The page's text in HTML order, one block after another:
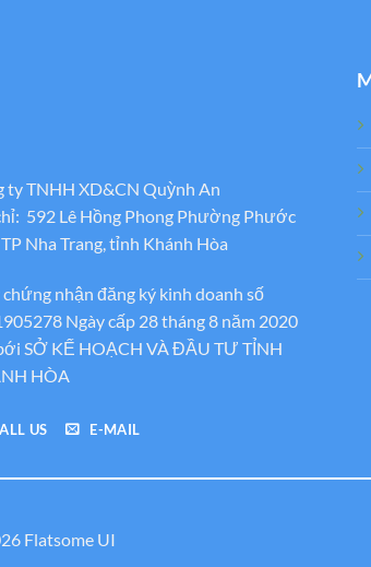
ty TNHH XD&CN Quỳnh An
592 Lê Hồng Phong Phường Phước
Nha Trang, tỉnh Khánh Hòa
nhận đăng ký kinh doanh số
Ngày cấp 28 tháng 8 năm 2020
SỞ KẾ HOẠCH VÀ ĐẦU TƯ TỈNH
HÒA
US E-MAIL
Flatsome UI